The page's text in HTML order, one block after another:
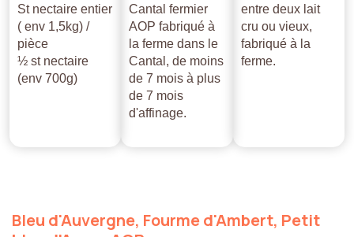
St nectaire entier
( env 1,5kg) /
pièce
½ st nectaire
(env 700g)
Cantal fermier
AOP fabriqué à
la ferme dans le
Cantal, de moins
de 7 mois à plus
de 7 mois
d'affinage.
entre deux lait
cru ou vieux,
fabriqué à la
ferme.
Bleu d'Auvergne, Fourmed'Ambert, Petit